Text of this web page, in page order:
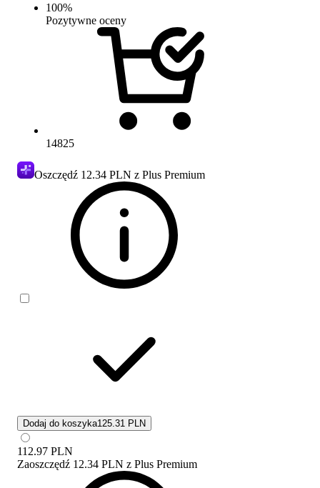
100%
Pozytywne oceny
14825
Oszczędź 12.34 PLN z Plus Premium
Dodaj do koszyka125.31 PLN
112.97 PLN
Zaoszczędź 12.34 PLN z Plus Premium